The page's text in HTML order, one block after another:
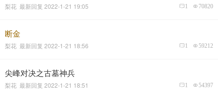
梨花 最新回复 2022-1-21 19:05 70820
1
断金
梨花 最新回复 2022-1-21 18:56 59212
1
尖峰对决之古墓神兵
梨花 最新回复 2022-1-21 18:51 54397
1